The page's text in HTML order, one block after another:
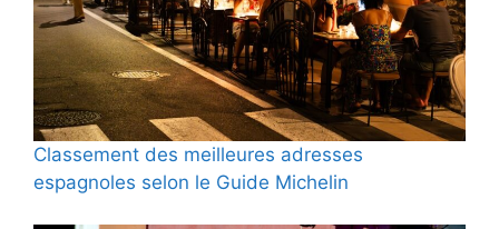
Classement des meilleures adresses
espagnoles selon le Guide Michelin